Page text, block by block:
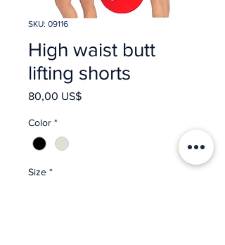
SKU: 09116
High waist butt
lifting shorts
80,00 US$Precio
Color *
Size *